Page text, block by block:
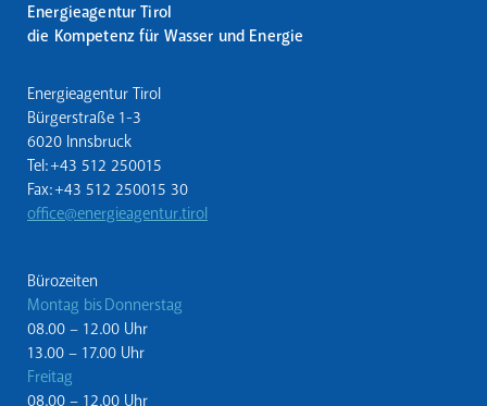
Energieagentur Tirol
die Kompetenz für Wasser und Energie
Energieagentur Tirol
Bürgerstraße 1-3
6020 Innsbruck
Tel: +43 512 250015
Fax: +43 512 250015 30
office@energieagentur.tirol
Bürozeiten
Montag bis Donnerstag
08.00 – 12.00 Uhr
13.00 – 17.00 Uhr
Freitag
08.00 – 12.00 Uhr